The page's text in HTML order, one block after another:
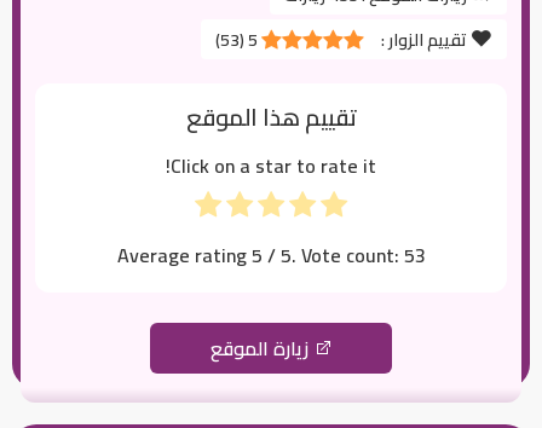
تقييم الزوار :
5
(
53
)
تقييم هذا الموقع
Click on a star to rate it!
Average rating5/ 5. Vote count:53
زيارة الموقع